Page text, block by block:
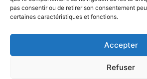
pas consentir ou de retirer son consentement
certaines caractéristiques et fonctions.
Accepter
Refuser